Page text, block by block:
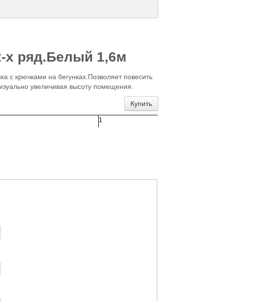
х ряд.Белый 1,6м
с крючками на бегунках.Позволяет повесить
увеличивая высоту помещения.
Купить
1